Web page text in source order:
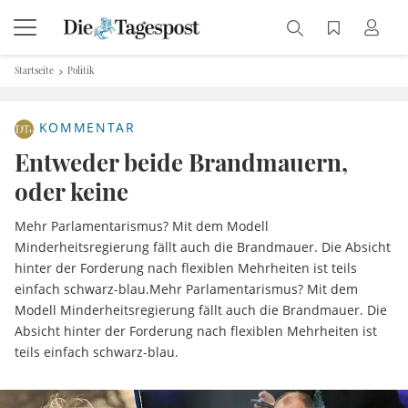
Startseite Politik
KOMMENTAR
Entweder beide Brandmauern,
oder keine
Mehr Parlamentarismus? Mit dem Modell
Minderheitsregierung fällt auch die Brandmauer. Die Absicht
hinter der Forderung nach flexiblen Mehrheiten ist teils
einfach schwarz-blau.Mehr Parlamentarismus? Mit dem
Modell Minderheitsregierung fällt auch die Brandmauer. Die
Absicht hinter der Forderung nach flexiblen Mehrheiten ist
teils einfach schwarz-blau.